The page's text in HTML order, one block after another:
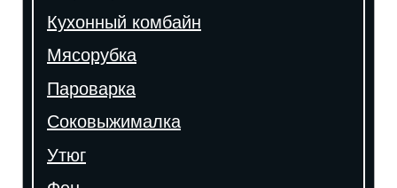
Кухонный комбайн
Мясорубка
Пароварка
Соковыжималка
Утюг